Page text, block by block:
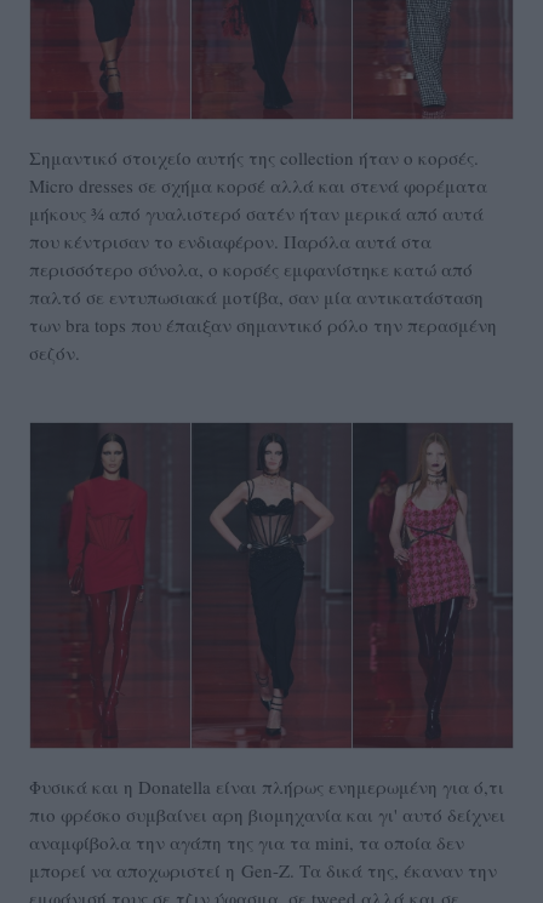
Σημαντικό στοιχείο αυτής της collection ήταν ο κορσές.
Micro dresses σε σχήμα κορσέ αλλά και στενά φορέματα
μήκους ¾ από γυαλιστερό σατέν ήταν μερικά από αυτά
που κέντρισαν το ενδιαφέρον. Παρόλα αυτά στα
περισσότερο σύνολα, ο κορσές εμφανίστηκε κατώ από
παλτό σε εντυπωσιακά μοτίβα, σαν μία αντικατάσταση
των bra tops που έπαιξαν σημαντικό ρόλο την περασμένη
σεζόν.
Φυσικά και η Donatella είναι πλήρως ενημερωμένη για ό,τι
πιο φρέσκο συμβαίνει αρη βιομηχανία και γι' αυτό δείχνει
αναμφίβολα την αγάπη της για τα mini, τα οποία δεν
μπορεί να αποχωριστεί η Gen-Z. Τα δικά της, έκαναν την
εμφάνισή τους σε τζιν ύφασμα, σε tweed αλλά και σε